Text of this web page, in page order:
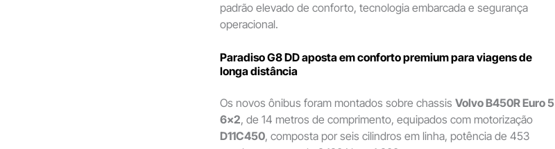
padrão elevado de conforto, tecnologia embarcada e segurança
operacional.
Paradiso G8 DD aposta em conforto premium para viagens de
longa distância
Os novos ônibus foram montados sobre chassis Volvo B450R Euro 5
6×2, de 14 metros de comprimento, equipados com motorização
D11C450, composta por seis cilindros em linha, potência de 453